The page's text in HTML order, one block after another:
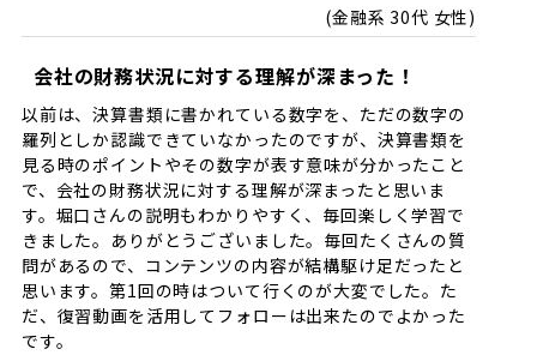
金融系 30代 女性
会社の財務状況に対する理解が深まった！
以前は、決算書類に書かれている数字を、ただの数字の
羅列としか認識できていなかったのですが、決算書類を
見る時のポイントやその数字が表す意味が分かったこと
で、会社の財務状況に対する理解が深まったと思いま
す。堀口さんの説明もわかりやすく、毎回楽しく学習で
きました。ありがとうございました。毎回たくさんの質
問があるので、コンテンツの内容が結構駆け足だったと
思います。第1回の時はついて行くのが大変でした。た
だ、復習動画を活用してフォローは出来たのでよかった
です。